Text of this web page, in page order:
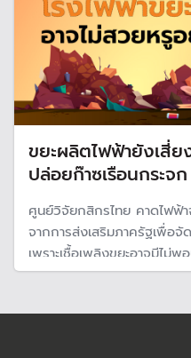
ขยะผลิตไฟฟ้ายังเสี่
ปล่อยก๊าซเรือนกระจก
ศูนย์วิจัยกสิกรไทย คาดไฟฟ้
จากการส่งเสริมภาครัฐเพื่อ
เพราะเชื้อเพลิงขยะอาจมีไม่
กระบวนการผลิตพลังงานยัง